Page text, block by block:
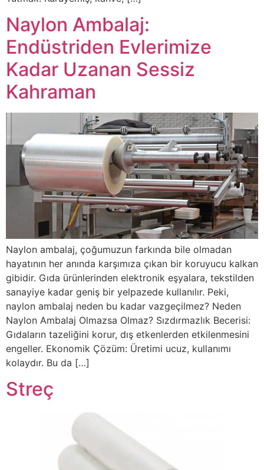
Naylon Ambalaj:
Endüstriden Evlerimize
Kadar Uzanan Sessiz
Kahraman
Naylon ambalaj, çoğumuzun farkında bile olmadan
hayatının her anında karşımıza çıkan bir koruyucu kalkan
gibidir. Gıda ürünlerinden elektronik eşyalara, tekstilden
sanayiye kadar geniş bir yelpazede kullanılır. Peki,
naylon ambalaj neden bu kadar vazgeçilmez? Neden
Naylon Ambalaj Olmazsa Olmaz? Sızdırmazlık Becerisi:
Gıdaların tazeliğini korur, dış etkenlerden etkilenmesini
engeller. Ekonomik Çözüm: Üretimi ucuz, kullanımı
kolaydır. Bu da […]
Streç